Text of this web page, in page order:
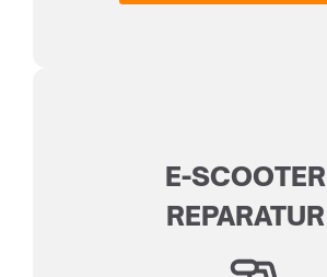
E-SCOOTER
REPARATUR